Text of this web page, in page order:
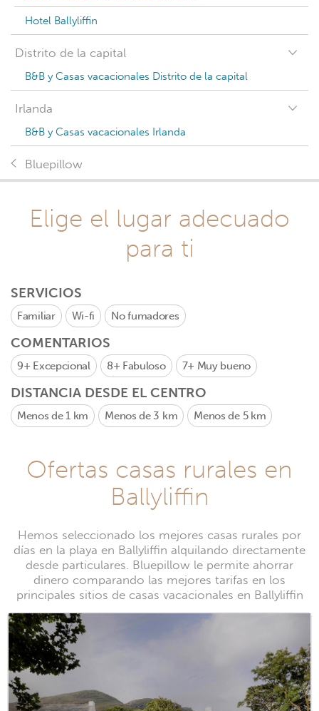
Hotel Ballyliffin
Distrito de la capital
B&B y Casas vacacionales Distrito de la capital
Irlanda
B&B y Casas vacacionales Irlanda
Bluepillow
Elige el lugar adecuado
para ti
SERVICIOS
Familiar Wi-fi No fumadores
COMENTARIOS
9+ Excepcional 8+ Fabuloso 7+ Muy bueno
DISTANCIA DESDE EL CENTRO
Menos de 1 km Menos de 3 km Menos de 5 km
Ofertas casas rurales en
Ballyliffin
Hemos seleccionado los mejores casas rurales por
días en la playa en Ballyliffin alquilando directamente
desde particulares. Bluepillow le permite ahorrar
dinero comparando las mejores tarifas en los
principales sitios de casas vacacionales en Ballyliffin